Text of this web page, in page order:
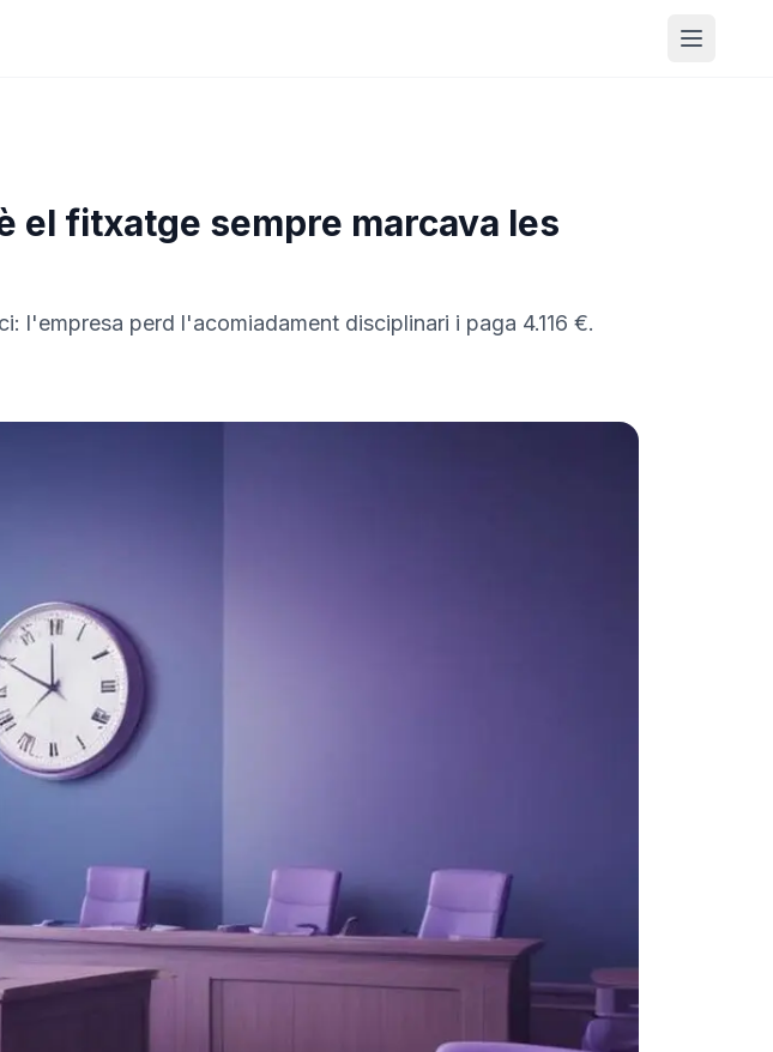
Obrir
el fitxatge sempre marcava les
l'empresa perd l'acomiadament disciplinari i paga 4.116 €.